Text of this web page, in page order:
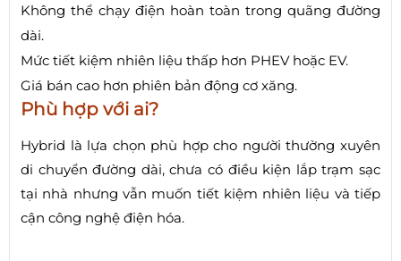
Không thể chạy điện hoàn toàn trong quãng đường
dài.
Mức tiết kiệm nhiên liệu thấp hơn PHEV hoặc EV.
Giá bán cao hơn phiên bản động cơ xăng.
Phù hợp với ai?
Hybrid là lựa chọn phù hợp cho người thường xuyên
di chuyển đường dài, chưa có điều kiện lắp trạm sạc
tại nhà nhưng vẫn muốn tiết kiệm nhiên liệu và tiếp
cận công nghệ điện hóa.